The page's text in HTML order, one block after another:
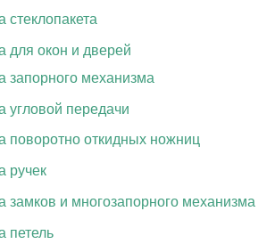
стеклопакета
для окон и дверей
запорного механизма
угловой передачи
поворотно откидных ножниц
ручек
замков и многозапорного механизма
петель